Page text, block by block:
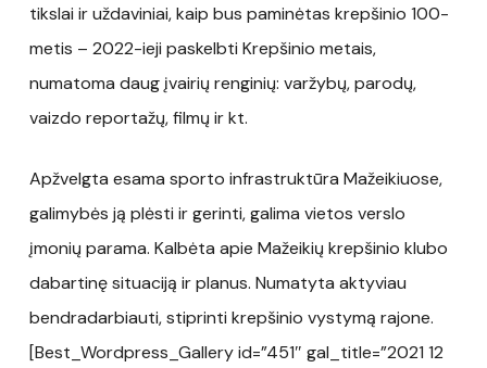
tikslai ir uždaviniai, kaip bus paminėtas krepšinio 100-
metis – 2022-ieji paskelbti Krepšinio metais,
numatoma daug įvairių renginių: varžybų, parodų,
vaizdo reportažų, filmų ir kt.
Apžvelgta esama sporto infrastruktūra Mažeikiuose,
galimybės ją plėsti ir gerinti, galima vietos verslo
įmonių parama. Kalbėta apie Mažeikių krepšinio klubo
dabartinę situaciją ir planus. Numatyta aktyviau
bendradarbiauti, stiprinti krepšinio vystymą rajone.
[Best_Wordpress_Gallery id=”451″ gal_title=”2021 12